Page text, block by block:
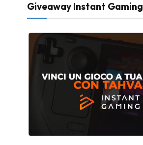
Giveaway Instant Gaming